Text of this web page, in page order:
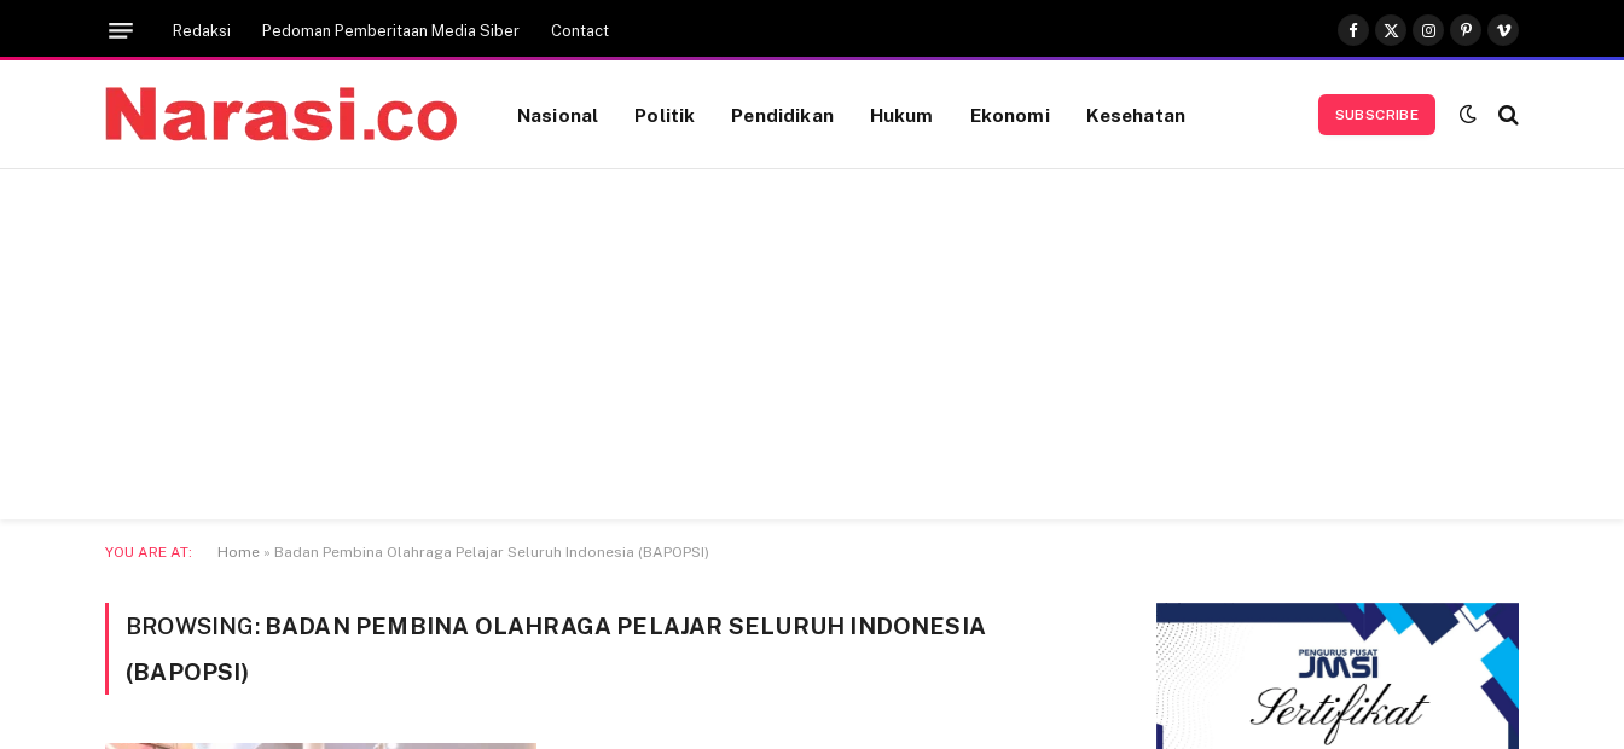
Redaksi Pedoman Pemberitaan Media Siber Contact
Facebook
X
(Twitter)
Instagram
Pinterest
Vimeo
Nasional Politik Pendidikan Hukum Ekonomi Kesehatan SUBSCRIBE
YOU ARE AT: Home » Badan Pembina Olahraga Pelajar Seluruh Indonesia (BAPOPSI)
BROWSING: BADAN PEMBINA OLAHRAGA PELAJAR SELURUH INDONESIA
(BAPOPSI)